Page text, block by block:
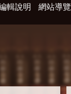
輯說明 網站導覽